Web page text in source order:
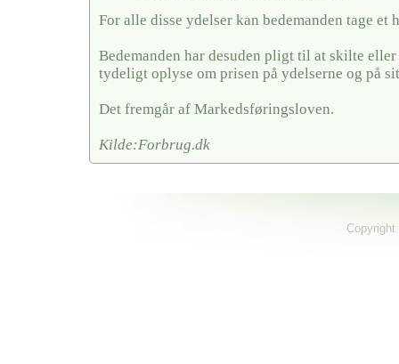
For alle disse ydelser kan bedemanden tage et
Bedemanden har desuden pligt til at skilte eller
tydeligt oplyse om prisen på ydelserne og på
Det fremgår af Markedsføringsloven.
Kilde:Forbrug.dk